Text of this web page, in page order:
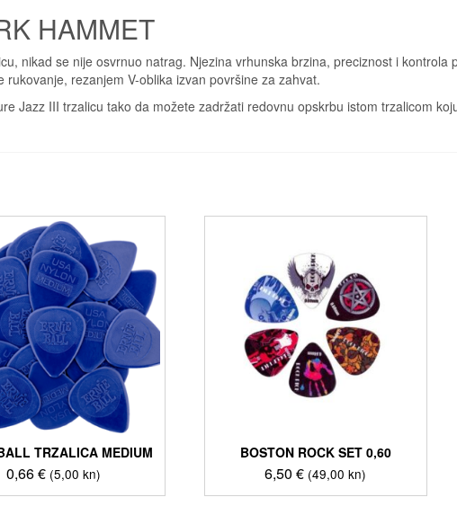
HAMMET
nikad se nije osvrnuo natrag. Njezina vrhunska brzina, preciznost i kontrola
rezanjem V-oblika izvan površine za zahvat.
Jazz III trzalicu tako da možete zadržati redovnu opskrbu istom trzalicom
TRZALICA MEDIUM
0,66€ (5,00 kn)
BOSTON ROCK SET 0,60
6,50€ (49,00 kn)